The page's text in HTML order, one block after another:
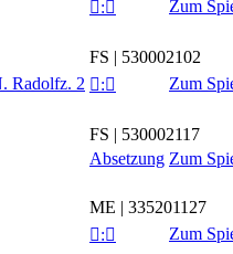
:
Zum
FS | 530002102
Radolfz. 2 :
Zum
FS | 530002117
Absetzung Zum
ME | 335201127
:
Zum